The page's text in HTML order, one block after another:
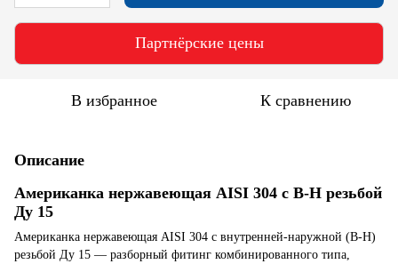
Партнёрские цены
В избранное К сравнению
Описание
Американка нержавеющая AISI 304 с В-Н резьбой
Ду 15
Американка нержавеющая AISI 304 с внутренней-наружной (В-Н)
резьбой Ду 15 — разборный фитинг комбинированного типа,